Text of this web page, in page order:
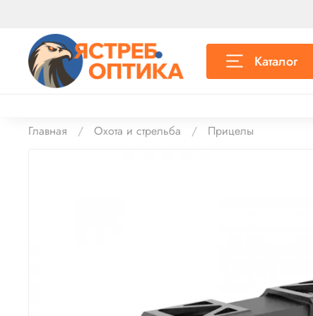
Каталог
Главная
Охота и стрельба Прицелы